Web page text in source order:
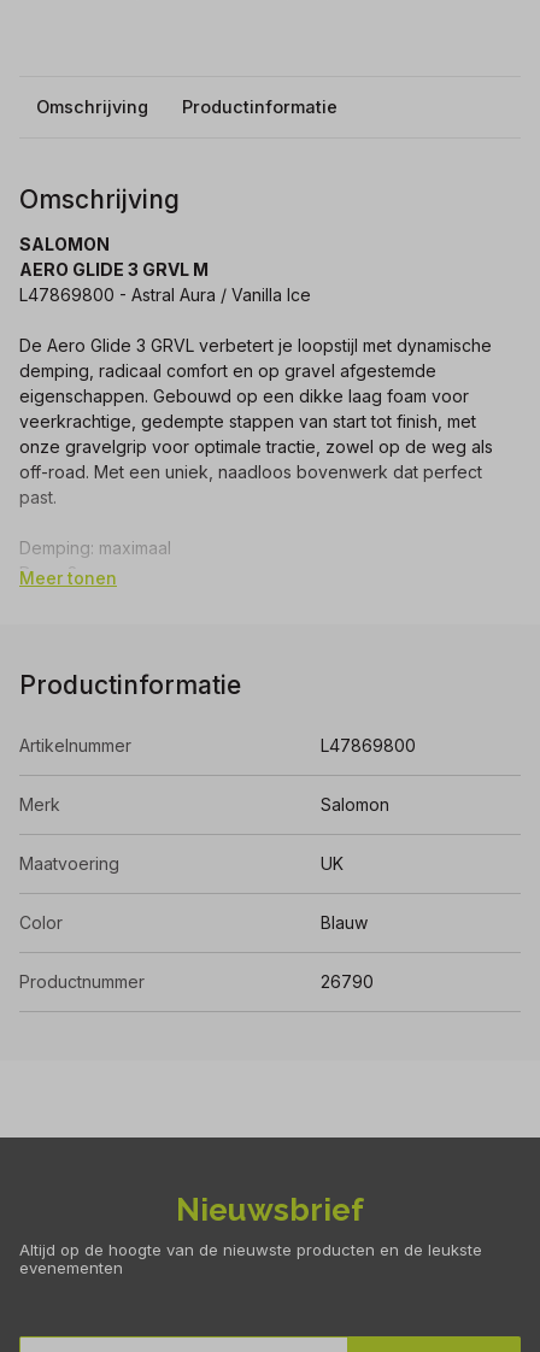
Omschrijving Productinformatie
Omschrijving
SALOMON
AERO GLIDE 3 GRVL M
L47869800 - Astral Aura / Vanilla Ice
De Aero Glide 3 GRVL verbetert je loopstijl met dynamische
demping, radicaal comfort en op gravel afgestemde
eigenschappen. Gebouwd op een dikke laag foam voor
veerkrachtige, gedempte stappen van start tot finish, met
onze gravelgrip voor optimale tractie, zowel op de weg als
off-road. Met een uniek, naadloos bovenwerk dat perfect
past.
Demping: maximaal
Drop: 8 mm
Breedte: normaal
Meer tonen
Productinformatie
Artikelnummer L47869800
Merk Salomon
Maatvoering UK
Color Blauw
Productnummer 26790
Nieuwsbrief
Altijd op de hoogte van de nieuwste producten en de leukste
evenementen